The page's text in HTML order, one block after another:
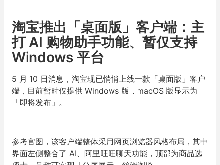
淘宝推出「桌面版」客户端：主
打 AI 购物助手功能、暂仅支持
Windows 平台
5 月 10 日消息，淘宝现已悄悄上线一款「桌面版」客户
端，目前暂时仅提供 Windows 版，macOS 版显示为
「即将发布」。
参考官图，该客户端整体采用网页浏览器风格布局，其中
界面左侧整合了 AI、阿里旺旺聊天功能，顶部为商品选